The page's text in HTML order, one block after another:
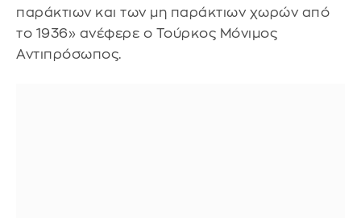
παράκτιων και των μη παράκτιων χωρών από
το 1936» ανέφερε ο Τούρκος Μόνιμος
Αντιπρόσωπος.